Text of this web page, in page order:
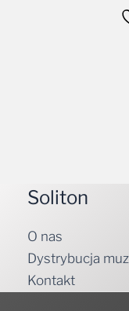
Soliton
O nas
Dystrybucja
Kontakt